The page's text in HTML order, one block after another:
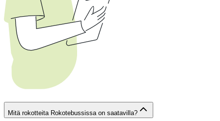
Mitä rokotteita Rokotebussissa on saatavilla?